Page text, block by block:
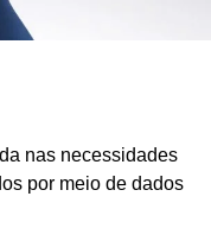
nas necessidades
por meio de dados